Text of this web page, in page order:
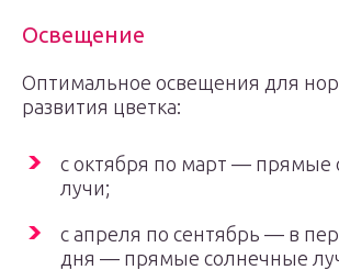
Освещение
Оптимальное освещения для
развития цветка:
с октября по март — прямые
лучи;
с апреля по сентябрь — в
дня — прямые солнечные